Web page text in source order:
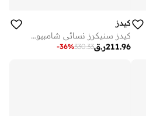
كيدز
كيدز سنيكرز نسائي شامبيون دانتيل لامع نسيج كاجوال ذهبي
ر.ق211.96
330.33
-36%